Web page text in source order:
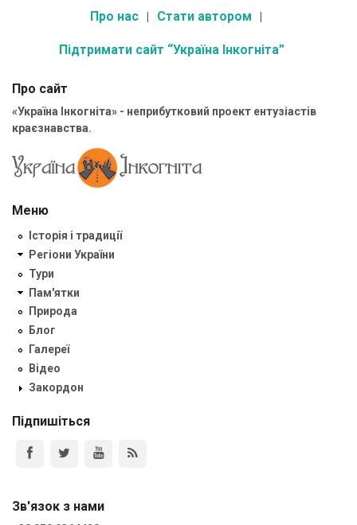
Про нас Стати автором
Підтримати сайт “Україна Інкогніта”
Про сайт
«Україна Інкогніта» - неприбутковий проект ентузіастів
краєзнавства.
Меню
Історія і традиції
Регіони України
Тури
Пам'ятки
Природа
Блог
Галереї
Відео
Закордон
Підпишіться
Зв'язок з нами